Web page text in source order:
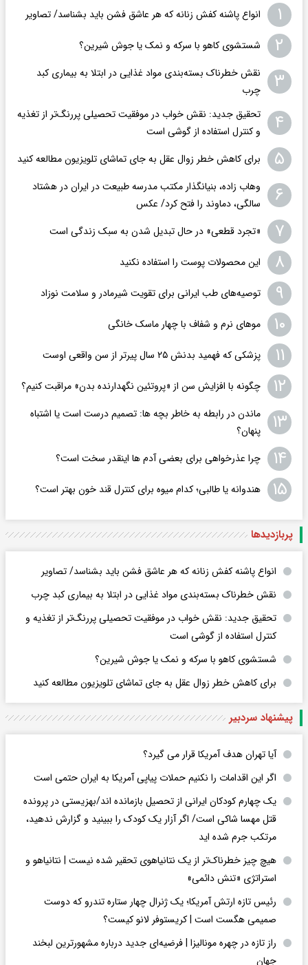
۱ انواع پاشنه کفش زنانه که هر عاشق فشن باید بشناسد/ تصاویر
۲ شستشوی کاهو با سرکه و نمک یا جوش شیرین؟
۳
نقش خطرناک بسته‌بندی مواد غذایی در ابتلا به بیماری کبد
چرب
۴
تحقیق جدید: نقش خواب در موفقیت تحصیلی پررنگ‌تر از تغذیه
و کنترل استفاده از گوشی است
۵ برای کاهش خطر زوال عقل به جای تماشای تلویزیون مطالعه کنید
۶
وهاب زاده، بنیانگذار مکتب مدرسه طبیعت در ایران در هشتاد
سالگی، دماوند را فتح کرد/ عکس
۷ «تجرد قطعی» در حال تبدیل شدن به سبک زندگی است
۸ این محصولات پوست را استفاده نکنید
۹ توصیه‌های طب ایرانی برای تقویت شیرمادر و سلامت نوزاد
۱۰ موهای نرم و شفاف با چهار ماسک خانگی
۱۱ پزشکی که فهمید بدنش ۲۵ سال پیرتر از سن واقعی اوست
۱۲ چگونه با افزایش سن از «پروتئین نگهدارنده بدن» مراقبت کنیم؟
۱۳
ماندن در رابطه به خاطر بچه ها: تصمیم درست است یا اشتباه
پنهان؟
۱۴ چرا عذرخواهی برای بعضی آدم ها اینقدر سخت است؟
۱۵ هندوانه یا طالبی؛ کدام‌ میوه برای کنترل قند خون بهتر است؟
پربازدید‌ها
انواع پاشنه کفش زنانه که هر عاشق فشن باید بشناسد/ تصاویر
نقش خطرناک بسته‌بندی مواد غذایی در ابتلا به بیماری کبد چرب
تحقیق جدید: نقش خواب در موفقیت تحصیلی پررنگ‌تر از تغذیه و
کنترل استفاده از گوشی است
شستشوی کاهو با سرکه و نمک یا جوش شیرین؟
برای کاهش خطر زوال عقل به جای تماشای تلویزیون مطالعه کنید
پیشنهاد سردبیر
آیا تهران هدف آمریکا قرار می گیرد؟
اگر این اقدامات را نکنیم حملات پیاپی آمریکا به ایران حتمی است
یک چهارم کودکان ایرانی از تحصیل بازمانده اند/بهزیستی در پرونده
قتل مهسا شاکی است/ اگر آزار یک کودک را ببینید و گزارش ندهید،
مرتکب جرم شده اید
هیچ چیز خطرناک‌تر از یک نتانیاهوی تحقیر شده نیست | نتانیاهو و
استراتژی «تنش دائمی»
رئیس تازه ارتش آمریکا؛ یک ژنرال چهار ستاره تندرو که دوست
صمیمی هگست است | کریستوفر لانو کیست؟
راز تازه در چهره مونالیزا | فرضیه‌ای جدید درباره مشهورترین لبخند
جهان